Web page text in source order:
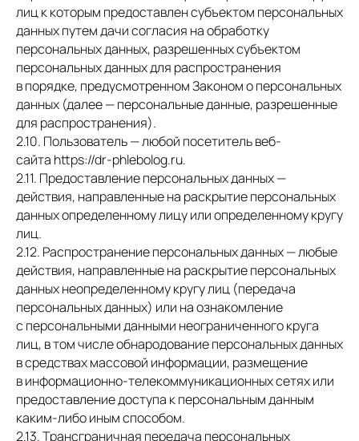
лиц к которым предоставлен субъектом персональных
данных путем дачи согласия на обработку
персональных данных, разрешенных субъектом
персональных данных для распространения
в порядке, предусмотренном Законом о персональных
данных (далее — персональные данные, разрешенные
для распространения).
2.10. Пользователь — любой посетитель веб-
сайта https://dr-phlebolog.ru.
2.11. Предоставление персональных данных —
действия, направленные на раскрытие персональных
данных определенному лицу или определенному кругу
лиц.
2.12. Распространение персональных данных — любые
действия, направленные на раскрытие персональных
данных неопределенному кругу лиц (передача
персональных данных) или на ознакомление
с персональными данными неограниченного круга
лиц, в том числе обнародование персональных данных
в средствах массовой информации, размещение
в информационно-телекоммуникационных сетях или
предоставление доступа к персональным данным
каким-либо иным способом.
2.13. Трансграничная передача персональных